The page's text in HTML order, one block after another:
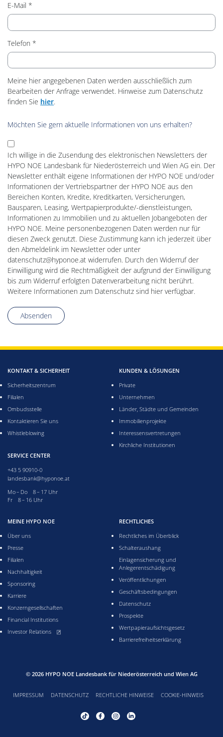
E-Mail
Telefon
Meine hier angegebenen Daten werden ausschließlich zum
Bearbeiten der Anfrage verwendet. Hinweise zum Datenschutz
finden Sie hier.
Möchten Sie gern aktuelle Informationen von uns erhalten?
Ich willige in die Zusendung des elektronischen Newsletters der
HYPO NOE Landesbank für Niederösterreich und Wien AG ein. Der
Newsletter enthält eigene Informationen der HYPO NOE und/oder
Informationen der Vertriebspartner der HYPO NOE aus den
Bereichen Konten, Kredite, Kreditkarten, Versicherungen,
Bausparen, Leasing, Wertpapierprodukte/-dienstleistungen,
Informationen zu Immobilien und zu aktuellen Jobangeboten der
HYPO NOE. Meine personenbezogenen Daten werden nur für
diesen Zweck genutzt. Diese Zustimmung kann ich jederzeit über
den Abmeldelink im Newsletter oder unter
datenschutz@hyponoe.at widerrufen. Durch den Widerruf der
Einwilligung wird die Rechtmäßigkeit der aufgrund der Einwilligung
bis zum Widerruf erfolgten Datenverarbeitung nicht berührt.
Weitere Informationen zum Datenschutz sind hier verfügbar.
Absenden
KONTAKT & SICHERHEIT
Sicherheitszentrum
Filialen
Ombudsstelle
Kontaktieren Sie uns
Whistleblowing
SERVICE CENTER
+43 5 90910-0
landesbank@hyponoe.at
Montag bis Donnerstag acht bis 17 Uhr
Mo – Do 8 – 17 Uhr
Freitag acht bis 16 Uhr
Fr 8 – 16 Uhr
KUNDEN & LÖSUNGEN
Private
Unternehmen
Länder, Städte und Gemeinden
Immobilienprojekte
Interessensvertretungen
Kirchliche Institutionen
MEINE HYPO NOE
Über uns
Presse
Filialen
Nachhaltigkeit
Sponsoring
Karriere
Konzerngesellschaften
Financial Institutions
Investor Relations, öffnet neues Fenster
RECHTLICHES
Rechtliches im Überblick
Schalteraushang
Einlagensicherung und
Anlegerentschädigung
Veröffentlichungen
Geschäftsbedingungen
Datenschutz
Prospekte
Wertpapieraufsichtsgesetz
Barrierefreiheitserklärung
© 2026 HYPO NOE Landesbank für Niederösterreich und Wien AG
IMPRESSUM DATENSCHUTZ RECHTLICHE HINWEISE COOKIE-HINWEIS
Tiktok Profil von HYPO NOE, öffnet neues Fenster
Facebook Profil von HYPO NOE, öffnet neues
Instagram Profil von HYPO NOE, öffnet
LinkedIn Profil von HYPO NOE, öffnet